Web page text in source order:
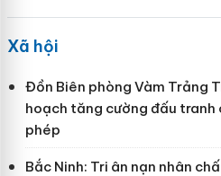
Xã hội
Đồn Biên phòng Vàm Trảng
hoạch tăng cường đấu
phép
Bắc Ninh: Tri ân nạn nhân